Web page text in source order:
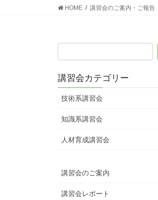
HOME 講習会のご案内・ご報告
講習会カテゴリー
技術系講習会
知識系講習会
人材育成講習会
講習会のご案内
講習会レポート